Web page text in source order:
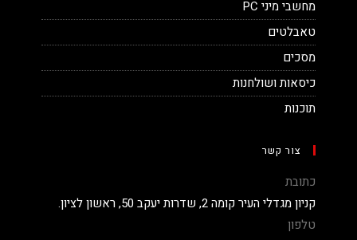
מחשבי מיני PC
טאבלטים
מסכים
כיסאות ושולחנות
תוכנות
צור קשר
כתובת
קניון מגדלי העיר קומה 2, שדרות יעקב 50, ראשון לציון.
טלפון